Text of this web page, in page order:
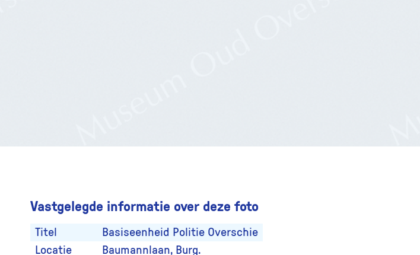
Vastgelegde informatie over deze foto
Titel
Basiseenheid Politie Overschie
Locatie
Baumannlaan, Burg.